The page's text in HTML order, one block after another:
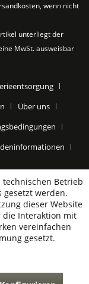
, wenn nicht
unterliegt der
MwSt. ausweisbar
Über uns
technischen Betrieb
werden.
dieser Website
die Interaktion mit
vereinfachen
gesetzt.